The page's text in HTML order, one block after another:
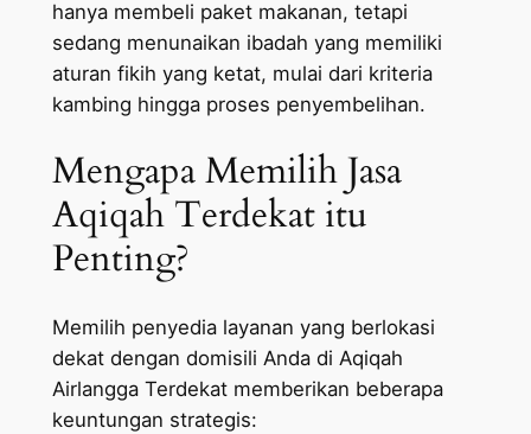
hanya membeli paket makanan, tetapi
sedang menunaikan ibadah yang memiliki
aturan fikih yang ketat, mulai dari kriteria
kambing hingga proses penyembelihan.
Mengapa Memilih Jasa
Aqiqah Terdekat itu
Penting?
Memilih penyedia layanan yang berlokasi
dekat dengan domisili Anda di Aqiqah
Airlangga Terdekat memberikan beberapa
keuntungan strategis: